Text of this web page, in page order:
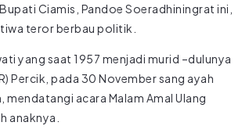
Ciamis, Pandoe Soeradhiningrat ini,
teror berbau politik.
yang saat 1957 menjadi murid –dulunya
Percik, pada 30 November sang ayah
mendatangi acara Malam Amal Ulang
anaknya.